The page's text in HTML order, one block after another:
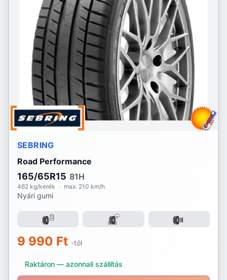
SEBRING
Road Performance
165/65R15 81H
462 kg/kerék · max. 210 km/h
Nyári gumi
9 990 Ft -tól
Raktáron — azonnali szállítás